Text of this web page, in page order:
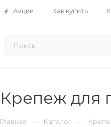
Акции Как купить
Крепеж для
Главная — Каталог —